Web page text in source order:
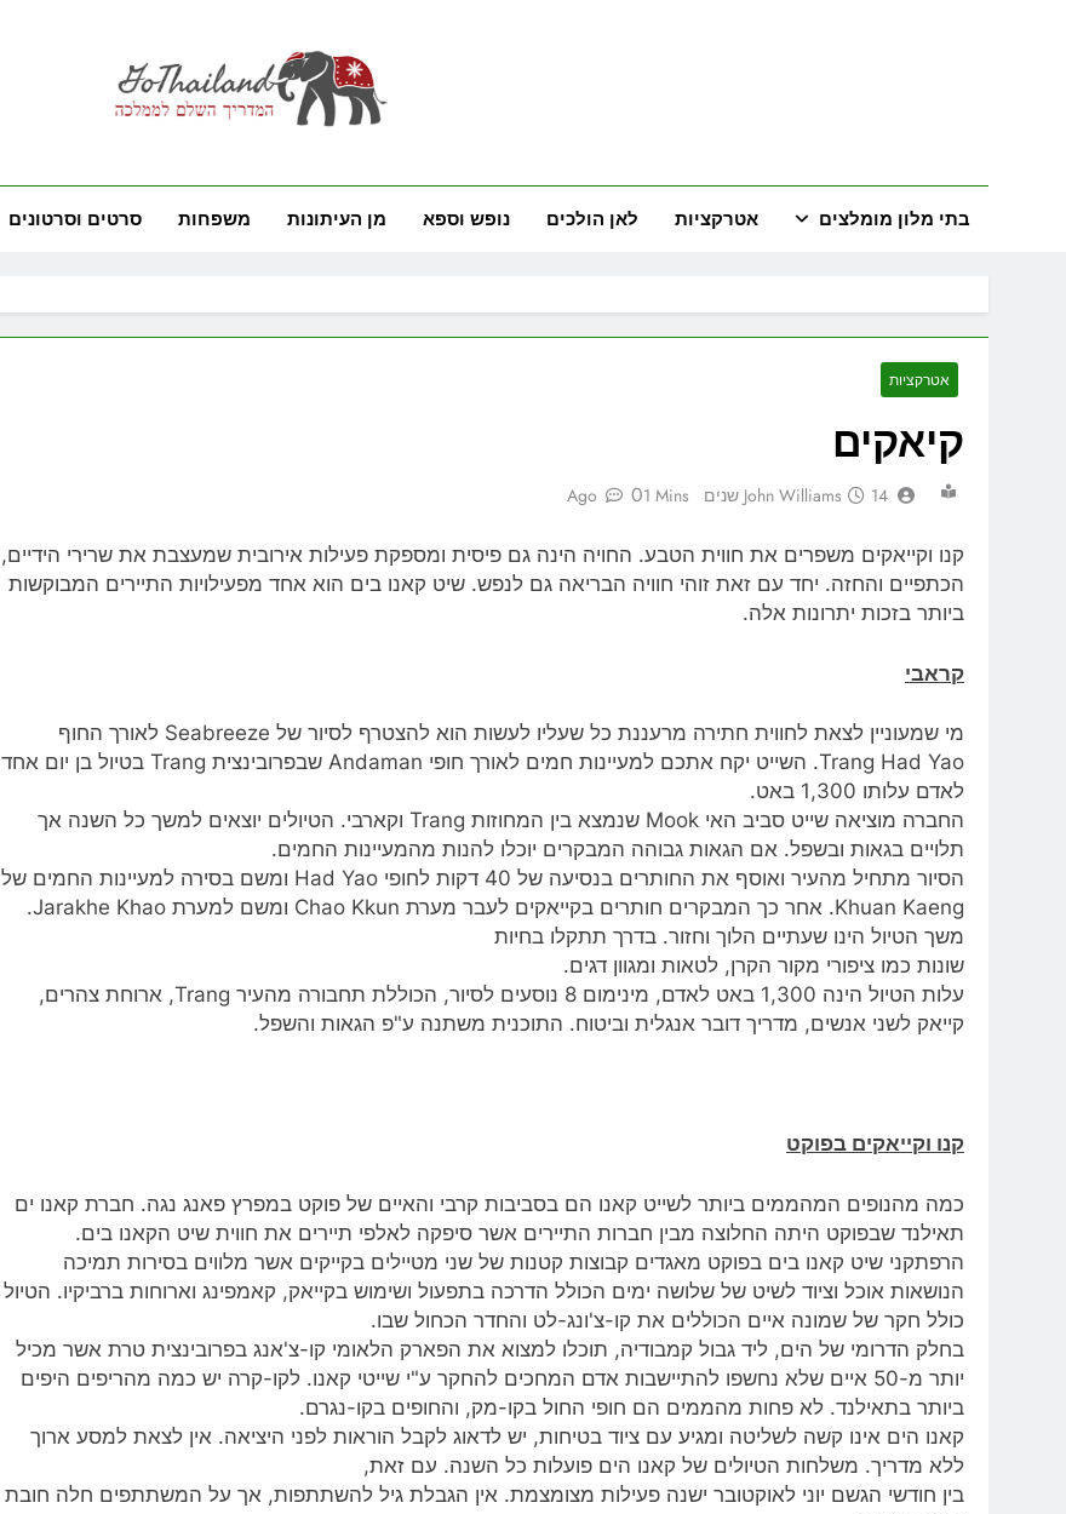
בתי מלון מומלצים אטרקציות לאן הולכים נופש וספא מן העיתונות משפחות סרטים וסרטונים
אטרקציות
קיאקים
John Williams 14 שנים Ago 01 Mins
קנו וקייאקים משפרים את חווית הטבע. החויה הינה גם פיסית ומספקת פעילות אירובית שמעצבת את שרירי הידיים,
הכתפיים והחזה. יחד עם זאת זוהי חוויה הבריאה גם לנפש. שיט קאנו בים הוא אחד מפעילויות התיירים המבוקשות
ביותר בזכות יתרונות אלה.
קראבי
מי שמעוניין לצאת לחווית חתירה מרעננת כל שעליו לעשות הוא להצטרף לסיור של Seabreeze לאורך החוף
Trang Had Yao. השייט יקח אתכם למעיינות חמים לאורך חופי Andaman שבפרובינצית Trang בטיול בן יום אחד
לאדם עלותו 1,300 באט.
החברה מוציאה שייט סביב האי Mook שנמצא בין המחוזות Trang וקארבי. הטיולים יוצאים למשך כל השנה אך
תלויים בגאות ובשפל. אם הגאות גבוהה המבקרים יוכלו להנות מהמעיינות החמים.
הסיור מתחיל מהעיר ואוסף את החותרים בנסיעה של 40 דקות לחופי Had Yao ומשם בסירה למעיינות החמים של
Khuan Kaeng. אחר כך המבקרים חותרים בקייאקים לעבר מערת Chao Kkun ומשם למערת Jarakhe Khao.
משך הטיול הינו שעתיים הלוך וחזור. בדרך תתקלו בחיות
שונות כמו ציפורי מקור הקרן, לטאות ומגוון דגים.
עלות הטיול הינה 1,300 באט לאדם, מינימום 8 נוסעים לסיור, הכוללת תחבורה מהעיר Trang, ארוחת צהרים,
קייאק לשני אנשים, מדריך דובר אנגלית וביטוח. התוכנית משתנה ע"פ הגאות והשפל.
קנו וקייאקים בפוקט
כמה מהנופים המהממים ביותר לשייט קאנו הם בסביבות קרבי והאיים של פוקט במפרץ פאנג נגה. חברת קאנו ים
תאילנד שבפוקט היתה החלוצה מבין חברות התיירים אשר סיפקה לאלפי תיירים את חווית שיט הקאנו בים.
הרפתקני שיט קאנו בים בפוקט מאגדים קבוצות קטנות של שני מטיילים בקייקים אשר מלווים בסירות תמיכה
הנושאות אוכל וציוד לשיט של שלושה ימים הכולל הדרכה בתפעול ושימוש בקייאק, קאמפינג וארוחות ברביקיו. הטיול
כולל חקר של שמונה איים הכוללים את קו-צ'ונג-לט והחדר הכחול שבו.
בחלק הדרומי של הים, ליד גבול קמבודיה, תוכלו למצוא את הפארק הלאומי קו-צ'אנג בפרובינצית טרת אשר מכיל
יותר מ-50 איים שלא נחשפו להתיישבות אדם המחכים להחקר ע"י שייטי קאנו. לקו-קרה יש כמה מהריפים היפים
ביותר בתאילנד. לא פחות מהממים הם חופי החול בקו-מק, והחופים בקו-נגרם.
קאנו הים אינו קשה לשליטה ומגיע עם ציוד בטיחות, יש לדאוג לקבל הוראות לפני היציאה. אין לצאת למסע ארוך
ללא מדריך. משלחות הטיולים של קאנו הים פועלות כל השנה. עם זאת,
בין חודשי הגשם יוני לאוקטובר ישנה פעילות מצומצמת. אין הגבלת גיל להשתתפות, אך על המשתתפים חלה חובת